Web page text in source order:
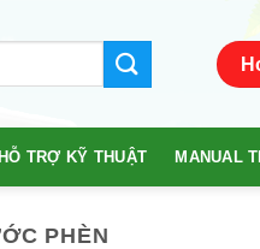
HỖ TRỢ KỸ THUẬT MANUAL
PHÈN